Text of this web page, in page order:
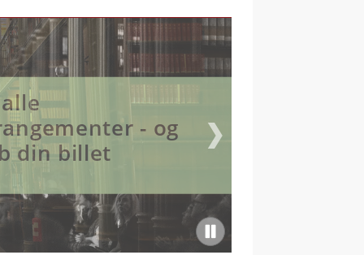
- og
din billet